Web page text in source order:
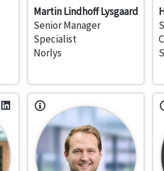
Martin Lindhoff Lysgaard
Senior Manager
Specialist
Norlys